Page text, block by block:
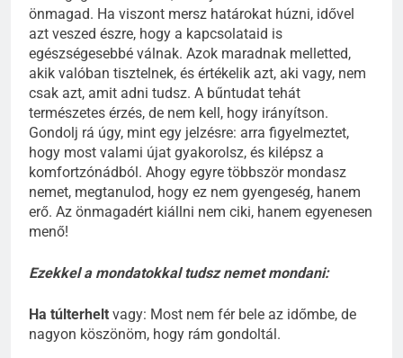
önmagad. Ha viszont mersz határokat húzni, idővel
azt veszed észre, hogy a kapcsolataid is
egészségesebbé válnak. Azok maradnak melletted,
akik valóban tisztelnek, és értékelik azt, aki vagy, nem
csak azt, amit adni tudsz. A bűntudat tehát
természetes érzés, de nem kell, hogy irányítson.
Gondolj rá úgy, mint egy jelzésre: arra figyelmeztet,
hogy most valami újat gyakorolsz, és kilépsz a
komfortzónádból. Ahogy egyre többször mondasz
nemet, megtanulod, hogy ez nem gyengeség, hanem
erő. Az önmagadért kiállni nem ciki, hanem egyenesen
menő!
Ezekkel a mondatokkal tudsz nemet mondani:
Ha túlterhelt vagy: Most nem fér bele az időmbe, de
nagyon köszönöm, hogy rám gondoltál.